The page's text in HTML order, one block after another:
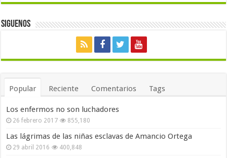
Siguenos
Popular Reciente Comentarios Tags
Los enfermos no son luchadores
26 febrero 2017 855,180
Las lágrimas de las niñas esclavas de Amancio Ortega
29 abril 2016 400,848